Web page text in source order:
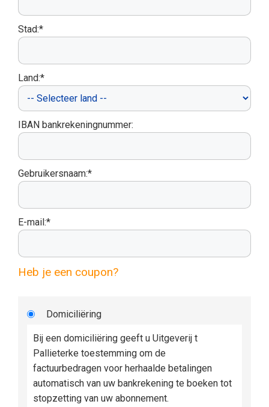
Stad:*
Land:*
IBAN bankrekeningnummer:
Gebruikersnaam:*
E-mail:*
Heb je een coupon?
Domiciliëring
Bij een domiciliëring geeft u Uitgeverij t
Pallieterke toestemming om de
factuurbedragen voor herhaalde betalingen
automatisch van uw bankrekening te boeken tot
stopzetting van uw abonnement.